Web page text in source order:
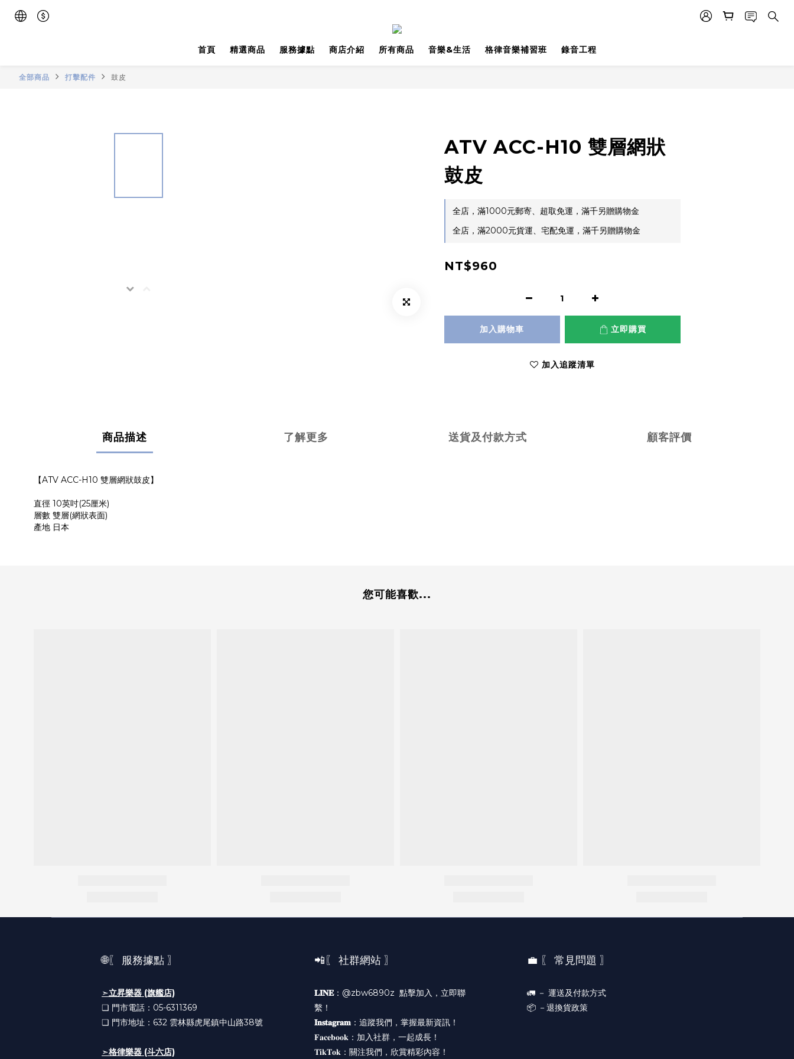
首頁 精選商品 服務據點 商店介紹 所有商品 音樂&生活 格律音樂補習班 錄音工程
全部商品 打擊配件 鼓皮
ATV ACC-H10 雙層網狀
鼓皮
全店，滿1000元郵寄、超取免運，滿千另贈購物金
全店，滿2000元貨運、宅配免運，滿千另贈購物金
NT$960
加入購物車 立即購買
加入追蹤清單
商品描述 了解更多 送貨及付款方式 顧客評價
【ATV ACC-H10 雙層網狀鼓皮】
直徑 10英吋(25厘米)
層數 雙層(網狀表面)
產地 日本
您可能喜歡...
🌐〖 服務據點 〗
➣立昇樂器 (旗艦店)
❏ 門市電話：05-6311369
❏ 門市地址：632 雲林縣虎尾鎮中山路38號
➣格律樂器 (斗六店)
📲〖 社群網站 〗
𝐋𝐈𝐍𝐄：@zbw6890z 點擊加入，立即聯
繫！
𝐈𝐧𝐬𝐭𝐚𝐠𝐫𝐚𝐦 ： 追蹤我們，掌握最新資訊！
𝐅𝐚𝐜𝐞𝐛𝐨𝐨𝐤： 加入社群，一起成長！
𝐓𝐢𝐤𝐓𝐨𝐤： 關注我們，欣賞精彩內容！
💼 〖 常見問題 〗
🚛 － 運送及付款方式
📦 － 退換貨政策